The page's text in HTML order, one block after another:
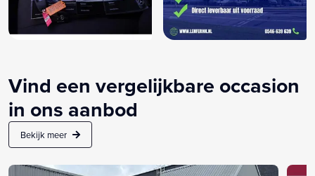
Vind een vergelijkbare occasion
in ons aanbod
Bekijk meer